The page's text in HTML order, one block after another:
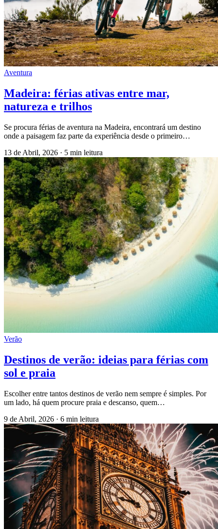
Aventura
Madeira: férias ativas entre mar,
natureza e trilhos
Se procura férias de aventura na Madeira, encontrará um destino
onde a paisagem faz parte da experiência desde o primeiro…
13 de Abril, 2026 · 5 min leitura
Verão
Destinos de verão: ideias para férias com
sol e praia
Escolher entre tantos destinos de verão nem sempre é simples. Por
um lado, há quem procure praia e descanso, quem…
9 de Abril, 2026 · 6 min leitura